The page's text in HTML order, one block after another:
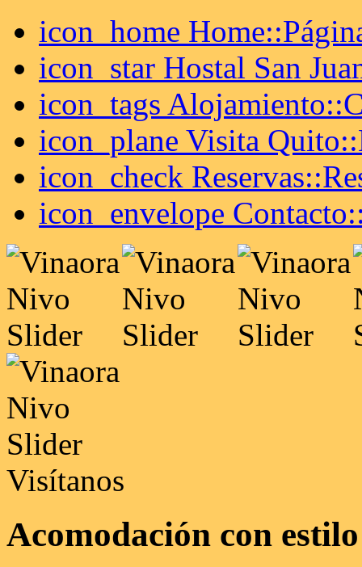
icon_home
icon_star Hostal San
icon_tags
icon_plane Visita
icon_check
icon_envelope
Visítanos
Acomodación con